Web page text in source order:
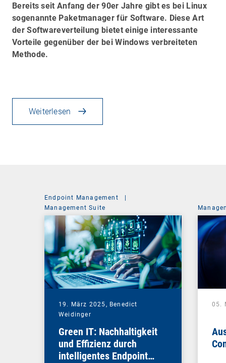
Bereits seit Anfang der 90er Jahre gibt es bei Linux
sogenannte Paketmanager für Software. Diese Art
der Softwareverteilung bietet einige interessante
Vorteile gegenüber der bei Windows verbreiteten
Methode.
Weiterlesen
Endpoint Management
Management Suite
19. März 2025, Benedict
Weidinger
Green IT: Nachhaltigkeit
und Effizienz durch
intelligentes Endpoint
05.